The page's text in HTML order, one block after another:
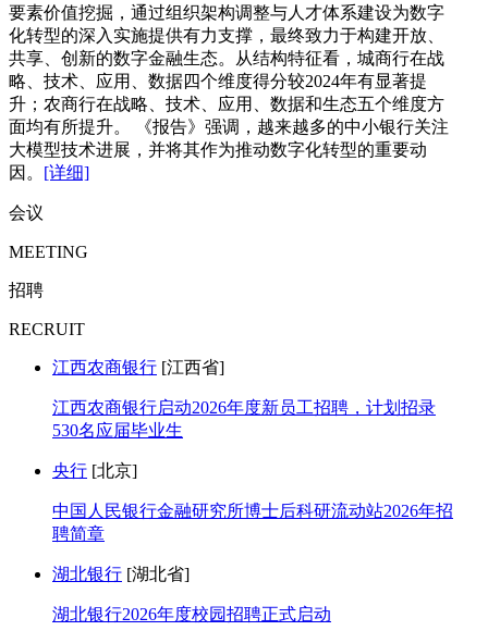
要素价值挖掘，通过组织架构调整与人才体系建设为数字
化转型的深入实施提供有力支撑，最终致力于构建开放、
共享、创新的数字金融生态。从结构特征看，城商行在战
略、技术、应用、数据四个维度得分较2024年有显著提
升；农商行在战略、技术、应用、数据和生态五个维度方
面均有所提升。 《报告》强调，越来越多的中小银行关注
大模型技术进展，并将其作为推动数字化转型的重要动
因。 [详细]
会议
MEETING
招聘
RECRUIT
江西农商银行 [江西省]
江西农商银行启动2026年度新员工招聘，计划招录
530名应届毕业生
央行 [北京]
中国人民银行金融研究所博士后科研流动站2026年招
聘简章
湖北银行 [湖北省]
湖北银行2026年度校园招聘正式启动